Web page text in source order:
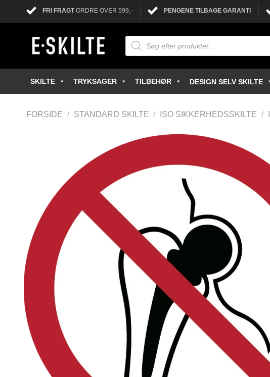
FRI FRAGTORDRE OVER 599,- PENGENE TILBAGE GARANTI
SKILTE TRYKSAGER TILBEHØR DESIGN SELV SKILTE
FORSIDE / STANDARD SKILTE / ISO SIKKERHEDSSKILTE /